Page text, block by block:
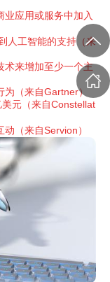
应用或服务中加入
人工智能的支持（来
术来增加至少一个主
为（来自Gartner）
元（来自Constellat
（来自Servion）